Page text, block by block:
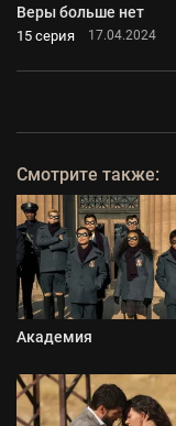
Веры больше нет
15 серия 17.04.2024
Смотрите также:
Академия